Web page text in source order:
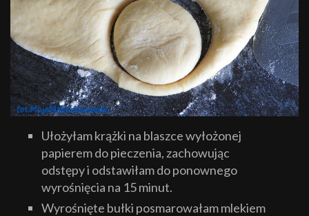
Ułożyłam krążki na blaszce wyłożonej
papierem do pieczenia, zachowując
odstępy i odstawiłam do ponownego
wyrośnięcia na 15 minut.
Wyrośnięte bułki posmarowałam mlekiem